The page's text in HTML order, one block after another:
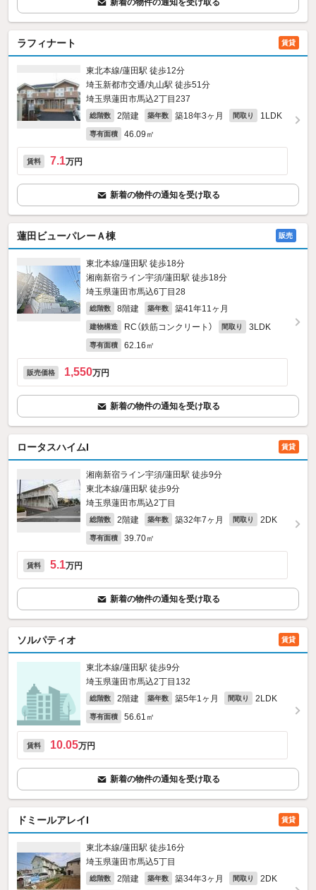
新着の物件の通知を受け取る
ラフィナート 賃貸
東北本線/蓮田駅 徒歩12分
埼玉新都市交通/丸山駅 徒歩51分
埼玉県蓮田市馬込2丁目237
総階数 2階建 築年数 築18年3ヶ月 間取り 1LDK
専有面積 46.09㎡
賃料 7.1万円
新着の物件の通知を受け取る
蓮田ビューパレーＡ棟 販売
東北本線/蓮田駅 徒歩18分
湘南新宿ライン宇須/蓮田駅 徒歩18分
埼玉県蓮田市馬込6丁目28
総階数 8階建 築年数 築41年11ヶ月
建物構造 RC（鉄筋コンクリート） 間取り 3LDK
専有面積 62.16㎡
販売価格 1,550万円
新着の物件の通知を受け取る
ロータスハイムI 賃貸
湘南新宿ライン宇須/蓮田駅 徒歩9分
東北本線/蓮田駅 徒歩9分
埼玉県蓮田市馬込2丁目
総階数 2階建 築年数 築32年7ヶ月 間取り 2DK
専有面積 39.70㎡
賃料 5.1万円
新着の物件の通知を受け取る
ソルパティオ 賃貸
東北本線/蓮田駅 徒歩9分
埼玉県蓮田市馬込2丁目132
総階数 2階建 築年数 築5年1ヶ月 間取り 2LDK
専有面積 56.61㎡
賃料 10.05万円
新着の物件の通知を受け取る
ドミールアレイI 賃貸
東北本線/蓮田駅 徒歩16分
埼玉県蓮田市馬込5丁目
総階数 2階建 築年数 築34年3ヶ月 間取り 2DK